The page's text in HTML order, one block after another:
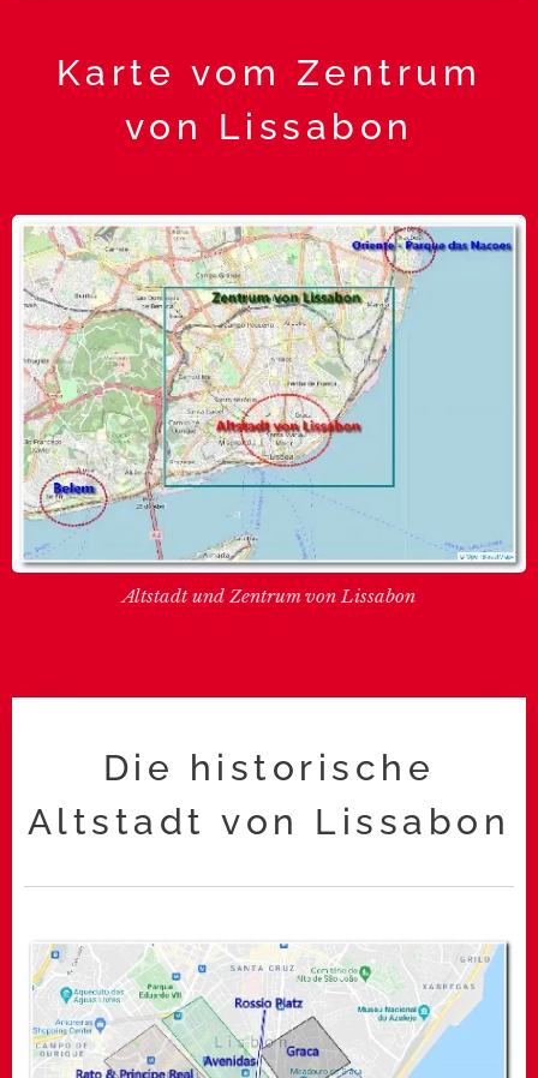
Karte vom Zentrum
von Lissabon
Altstadt und Zentrum von Lissabon
Die historische
Altstadt von Lissabon